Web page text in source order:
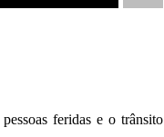
feridas e o trânsito